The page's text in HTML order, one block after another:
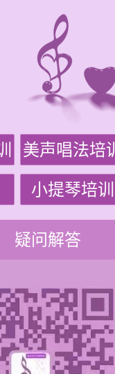
美声唱法培训
小提琴培训
疑问解答